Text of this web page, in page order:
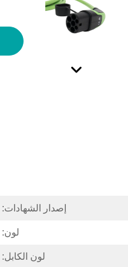
إصدار الشهادات:
لون:
لون الكابل: